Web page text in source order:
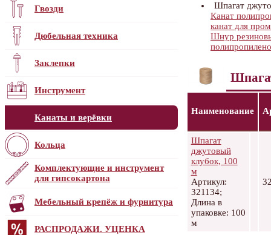
Гвозди
Дюбельная техника
Заклепки
Инструмент
Канаты и верёвки
Кольца
Комплектующие и инструмент
для гипсокартона
Мебельный крепёж и фурнитура
РАСПРОДАЖИ. УЦЕНКА
Шпагат
Канат
канат для
Шнур
Наименование
Шпагат
джутовый
клубок, 100
м
Артикул:
321134;
Длина в
упаковке: 100
м